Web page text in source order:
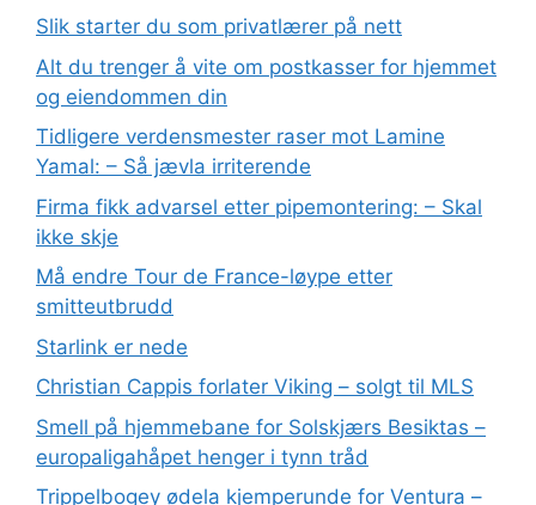
Slik starter du som privatlærer på nett
Alt du trenger å vite om postkasser for hjemmet
og eiendommen din
Tidligere verdensmester raser mot Lamine
Yamal: – Så jævla irriterende
Firma fikk advarsel etter pipemontering: – Skal
ikke skje
Må endre Tour de France-løype etter
smitteutbrudd
Starlink er nede
Christian Cappis forlater Viking – solgt til MLS
Smell på hjemmebane for Solskjærs Besiktas –
europaligahåpet henger i tynn tråd
Trippelbogey ødela kjemperunde for Ventura –